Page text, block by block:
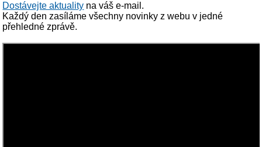
Dostávejte aktuality na váš e-mail.
Každý den zasíláme všechny novinky z webu v jedné
přehledné zprávě.